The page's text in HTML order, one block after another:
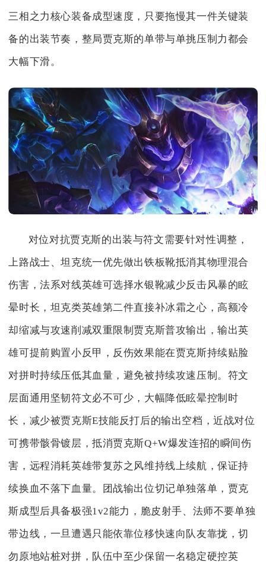
三相之力核心装备成型速度，只要拖慢其一件关键装
备的出装节奏，整局贾克斯的单带与单挑压制力都会
大幅下滑。
对位对抗贾克斯的出装与符文需要针对性调整，
上路战士、坦克统一优先做出铁板靴抵消其物理混合
伤害，法系对线英雄可选择水银靴减少反击风暴的眩
晕时长，坦克类英雄第二件直接补冰霜之心，高额冷
却缩减与攻速削减双重限制贾克斯普攻输出，输出英
雄可提前购置小反甲，反伤效果能在贾克斯持续贴脸
对拼时持续压低其血量，避免被持续攻速压制。符文
层面通用坚韧符文必不可少，大幅降低眩晕控制时
长，减少被贾克斯E技能反打后的输出空档，近战对位
可携带骸骨镀层，抵消贾克斯Q+W爆发连招的瞬间伤
害，远程消耗英雄带复苏之风维持线上续航，保证持
续换血不落下血量。团战输出位切记单独落单，贾克
斯成型后具备极强1v2能力，脆皮射手、法师不要单独
带边线，一旦遭遇只能依靠位移快速向队友靠拢，切
勿原地站桩对拼，队伍中至少保留一名稳定硬控英